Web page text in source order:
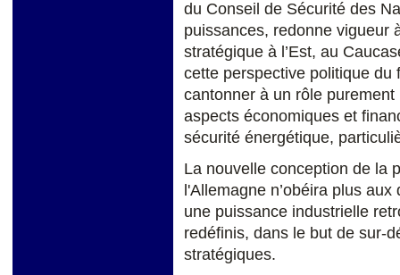
du Conseil de Sécurité des
puissances, redonne vigueur
stratégique à l’Est, au
cette perspective politique du
cantonner à un rôle
aspects économiques et
sécurité énergétique,
La nouvelle conception de la
l'Allemagne n’obéira plus
une puissance industrielle
redéfinis, dans le but de sur-
stratégiques.